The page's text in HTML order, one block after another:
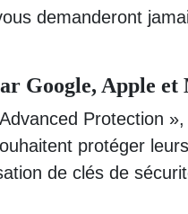
demanderont
Google, Apple
Protection
protéger
de clés de